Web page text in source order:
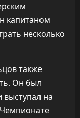
капитаном
несколько
также
Он был
на